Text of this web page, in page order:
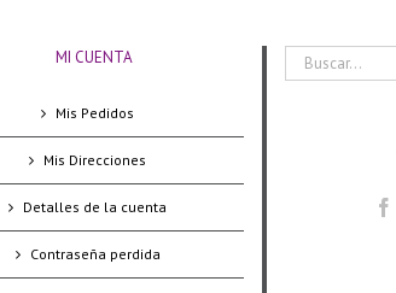
MI CUENTA
Mis Pedidos
Mis Direcciones
Detalles de la cuenta
Contraseña perdida
Buscar: